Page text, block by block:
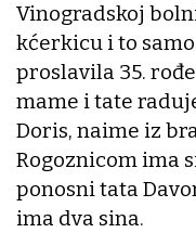
Vinogradskoj
kćerkicu i to
proslavila 35.
mame i tate
Doris, naime iz
Rogoznicom ima
ponosni tata
ima dva sina.